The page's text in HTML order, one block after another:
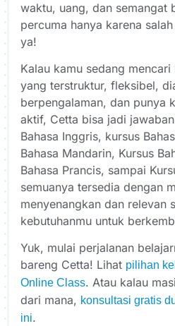
waktu, uang, dan semangat
percuma hanya karena
ya!
Kalau kamu sedang
yang terstruktur, fleksibel,
berpengalaman, dan punya
aktif, Cetta bisa jadi
Bahasa Inggris, kursus
Bahasa Mandarin, Kursus
Bahasa Prancis, sampai
semuanya tersedia dengan
menyenangkan dan relevan
kebutuhanmu untuk
Yuk, mulai perjalanan
bareng Cetta! Lihat pilihan
Online Class. Atau kalau
dari mana, konsultasi gratis
ini.